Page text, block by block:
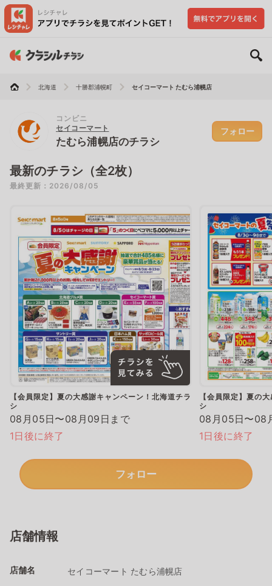
北海道 十勝郡浦幌町 セイコーマート たむら浦幌店
コンビニ
セイコーマート
たむら浦幌店のチラシ
フォロー
最新のチラシ（全2枚）
最終更新：2026/08/05
【会員限定】夏の大感謝キャンペーン！北海道チラ
シ
08月05日〜08月09日まで
1日後に終了
【会員限定】夏の
シ
08月05日〜08
1日後に終了
フォロー
店舗情報
店舗名 セイコーマート たむら浦幌店